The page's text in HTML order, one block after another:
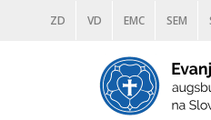
ZD VD EMC SEM
DIAKONIA ŠKOLY